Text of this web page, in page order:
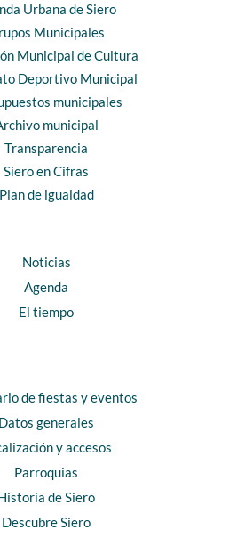
Urbana de Siero
Municipales
Municipal de Cultura
Deportivo Municipal
municipales
municipal
Transparencia
Siero en Cifras
Plan de igualdad
Noticias
Agenda
El tiempo
de fiestas y eventos
Datos generales
y accesos
Parroquias
de Siero
Descubre Siero